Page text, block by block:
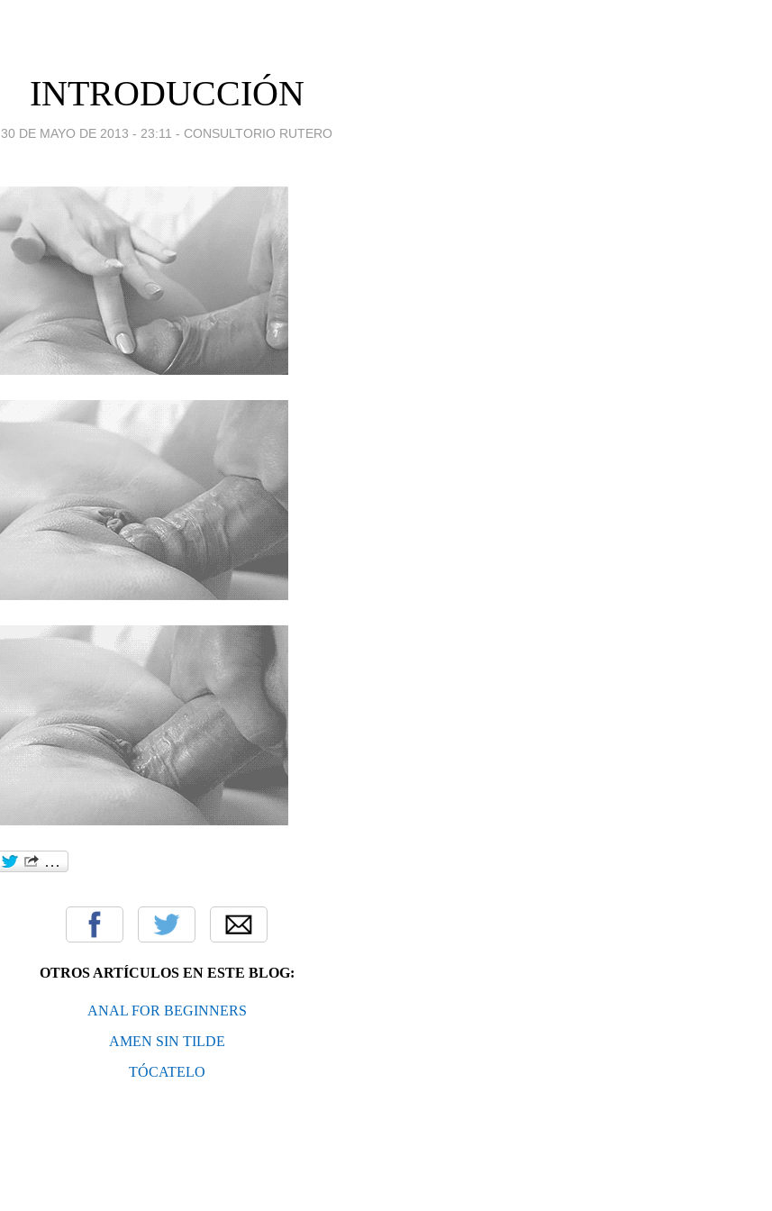
INTRODUCCIÓN
30 DE MAYO DE 2013 - 23:11 - CONSULTORIO RUTERO
OTROS ARTÍCULOS EN ESTE BLOG:
ANAL FOR BEGINNERS
AMEN SIN TILDE
TÓCATELO